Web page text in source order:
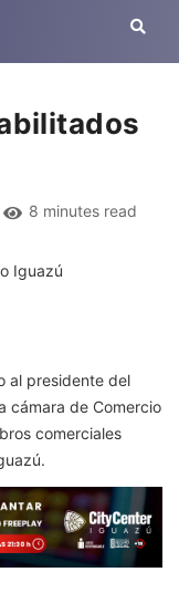
8 minutes read
al presidente del
cámara de Comercio
comerciales